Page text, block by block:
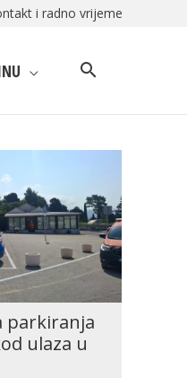
i radno vrijeme
parkiranja
ulaza u